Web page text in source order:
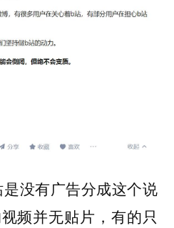
没有广告分成这个说
频并无贴片，有的只